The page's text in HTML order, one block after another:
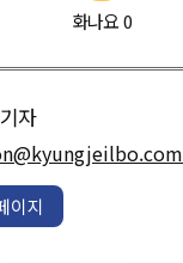
화나요0
기자
이지